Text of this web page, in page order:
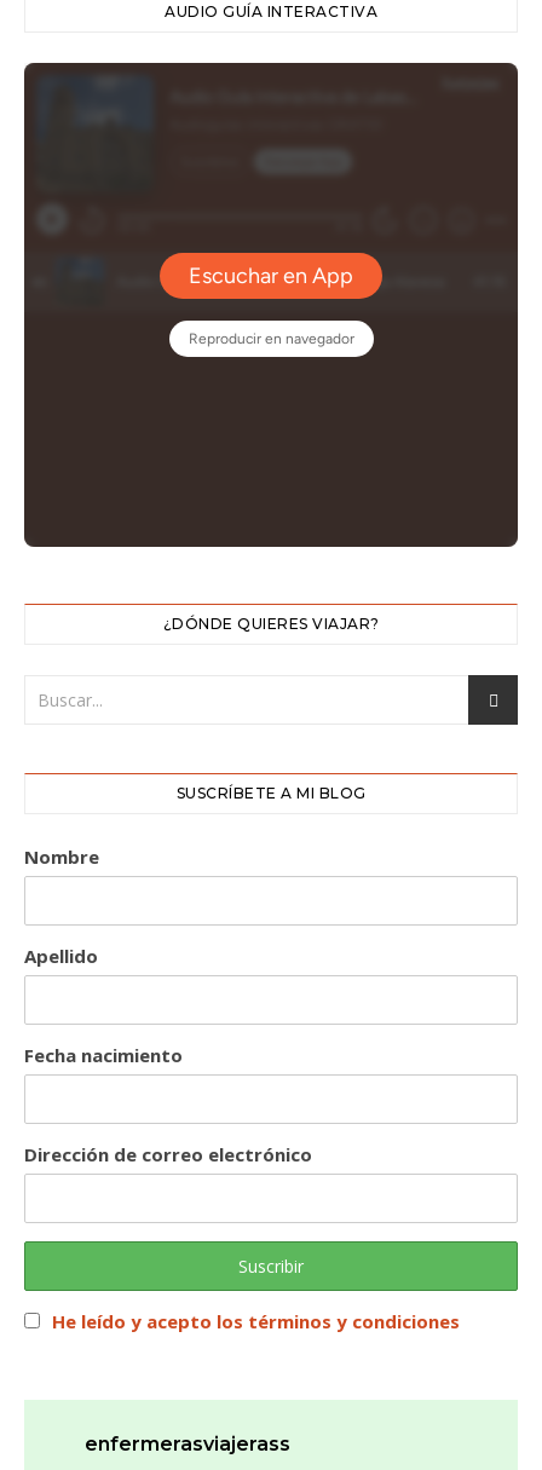
AUDIO GUÍA INTERACTIVA
¿DÓNDE QUIERES VIAJAR?
SUSCRÍBETE A MI BLOG
Nombre
Apellido
Fecha nacimiento
Dirección de correo electrónico
He leído y acepto los términos y condiciones
enfermerasviajerass